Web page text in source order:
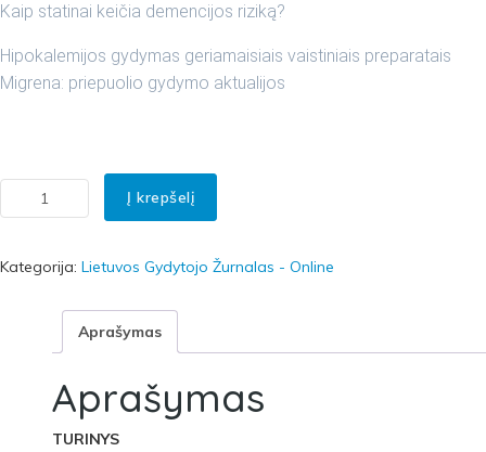
Kaip statinai keičia demencijos riziką?
Hipokalemijos gydymas geriamaisiais vaistiniais preparatais
Migrena: priepuolio gydymo aktualijos
Į krepšelį
Kategorija: Lietuvos Gydytojo Žurnalas - Online
Aprašymas
Aprašymas
TURINYS